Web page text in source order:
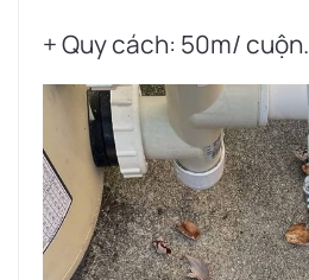
+ Quy cách: 50m/ cuộn.